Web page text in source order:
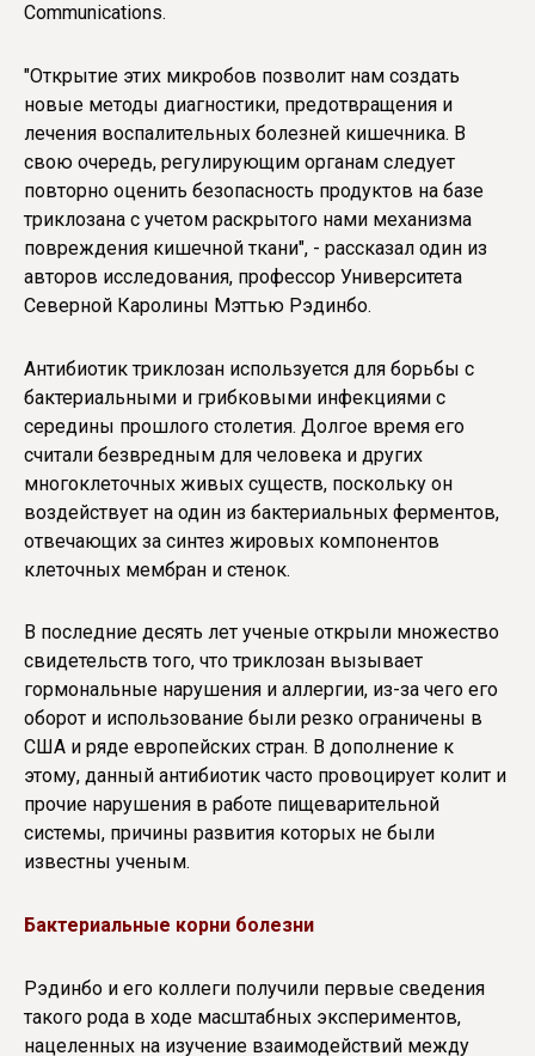
Communications.
"Открытие этих микробов позволит нам создать
новые методы диагностики, предотвращения и
лечения воспалительных болезней кишечника. В
свою очередь, регулирующим органам следует
повторно оценить безопасность продуктов на базе
триклозана с учетом раскрытого нами механизма
повреждения кишечной ткани", - рассказал один из
авторов исследования, профессор Университета
Северной Каролины Мэттью Рэдинбо.
Антибиотик триклозан используется для борьбы с
бактериальными и грибковыми инфекциями с
середины прошлого столетия. Долгое время его
считали безвредным для человека и других
многоклеточных живых существ, поскольку он
воздействует на один из бактериальных ферментов,
отвечающих за синтез жировых компонентов
клеточных мембран и стенок.
В последние десять лет ученые открыли множество
свидетельств того, что триклозан вызывает
гормональные нарушения и аллергии, из-за чего его
оборот и использование были резко ограничены в
США и ряде европейских стран. В дополнение к
этому, данный антибиотик часто провоцирует колит и
прочие нарушения в работе пищеварительной
системы, причины развития которых не были
известны ученым.
Бактериальные корни болезни
Рэдинбо и его коллеги получили первые сведения
такого рода в ходе масштабных экспериментов,
нацеленных на изучение взаимодействий между